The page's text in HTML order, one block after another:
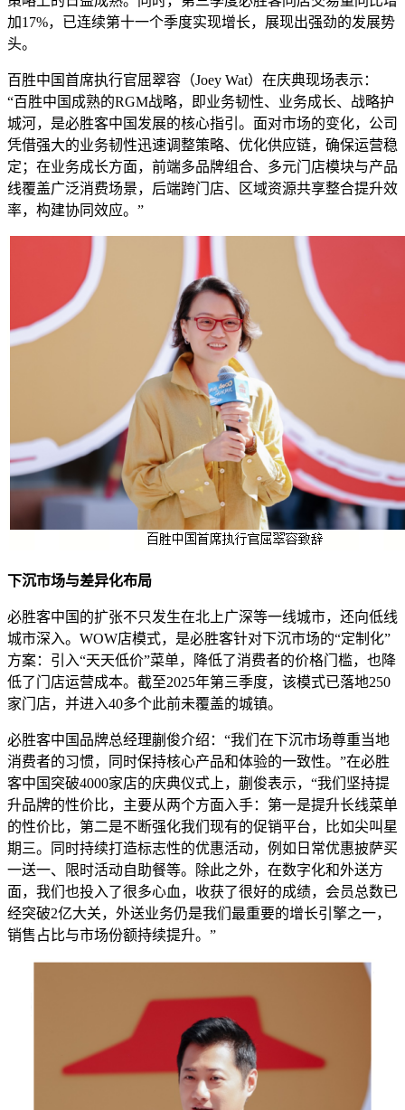
加17%，已连续第十一个季度实现增长，展现出强劲的发展势
头。
百胜中国首席执行官屈翠容（Joey Wat）在庆典现场表示：
“百胜中国成熟的RGM战略，即业务韧性、业务成长、战略护
城河，是必胜客中国发展的核心指引。面对市场的变化，公司
凭借强大的业务韧性迅速调整策略、优化供应链，确保运营稳
定；在业务成长方面，前端多品牌组合、多元门店模块与产品
线覆盖广泛消费场景，后端跨门店、区域资源共享整合提升效
率，构建协同效应。”
下沉市场与差异化布局
必胜客中国的扩张不只发生在北上广深等一线城市，还向低线
城市深入。WOW店模式，是必胜客针对下沉市场的“定制化”
方案：引入“天天低价”菜单，降低了消费者的价格门槛，也降
低了门店运营成本。截至2025年第三季度，该模式已落地250
家门店，并进入40多个此前未覆盖的城镇。
必胜客中国品牌总经理蒯俊介绍：“我们在下沉市场尊重当地
消费者的习惯，同时保持核心产品和体验的一致性。”在必胜
客中国突破4000家店的庆典仪式上，蒯俊表示，“我们坚持提
升品牌的性价比，主要从两个方面入手：第一是提升长线菜单
的性价比，第二是不断强化我们现有的促销平台，比如尖叫星
期三。同时持续打造标志性的优惠活动，例如日常优惠披萨买
一送一、限时活动自助餐等。除此之外，在数字化和外送方
面，我们也投入了很多心血，收获了很好的成绩，会员总数已
经突破2亿大关，外送业务仍是我们最重要的增长引擎之一，
销售占比与市场份额持续提升。”